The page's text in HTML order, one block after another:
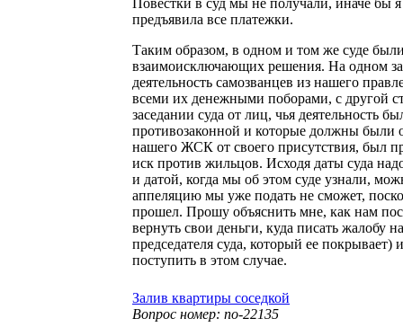
Повестки в суд мы не получали, иначе бы
предъявила все платежки.
Таким образом, в одном и том же суде
взаимоисключающих решения. На одном
деятельность самозванцев из нашего
всеми их денежными поборами, с другой
заседании суда от лиц, чья деятельность
противозаконной и которые должны были
нашего ЖСК от своего присутствия, был
иск против жильцов. Исходя даты суда
и датой, когда мы об этом суде узнали,
аппеляцию мы уже подать не сможет,
прошел. Прошу объяснить мне, как нам
вернуть свои деньги, куда писать жалобу
председателя суда, который ее покрывает)
поступить в этом случае.
Залив квартиры соседкой
Вопрос номер: no-22135